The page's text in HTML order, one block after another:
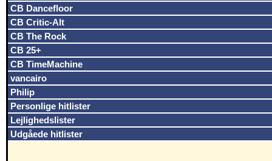
CB Dancefloor
CB Critic-Alt
CB The Rock
CB 25+
CB TimeMachine
vancairo
Philip
Personlige hitlister
Lejlighedslister
Udgåede hitlister